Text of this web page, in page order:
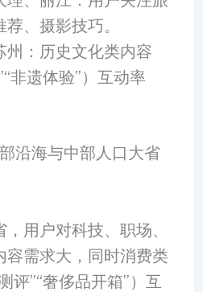
、摄影技巧。
州：历史文化类内容
非遗体验”）互动率
沿海与中部人口大省
用户对科技、职场、
容需求大，同时消费类
评”“奢侈品开箱”）互